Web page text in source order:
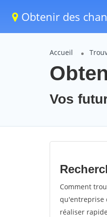
Obtenir des
Accueil
Vos
Comment
qu'entreprise
réaliser